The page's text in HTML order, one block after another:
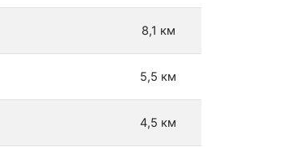
8,1 км
5,5 км
4,5 км